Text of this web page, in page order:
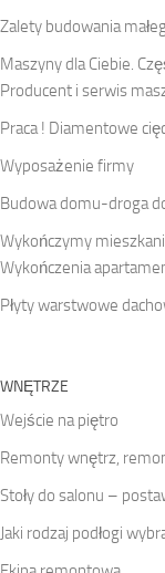
Zalety budowania
Maszyny dla Ciebie.
Producent i serwis
Praca ! Diamentowe
Wyposażenie firmy
Budowa domu-droga
Wykończymy
Wykończenia
Płyty warstwowe
WNĘTRZE
Wejście na piętro
Remonty wnętrz,
Stoły do salonu –
Jaki rodzaj podłogi